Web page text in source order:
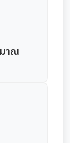
ริยธรรม
งอปท.
คล
กรบุคคล
ทุจริตฯ
ประพฤติมิชอบ
าณ